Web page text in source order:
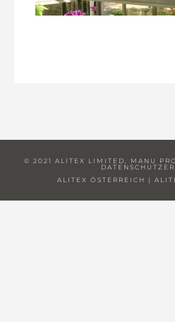
© 2021 ALITEX LIMITED, MANU
ALITEX ÖSTERREICH
|